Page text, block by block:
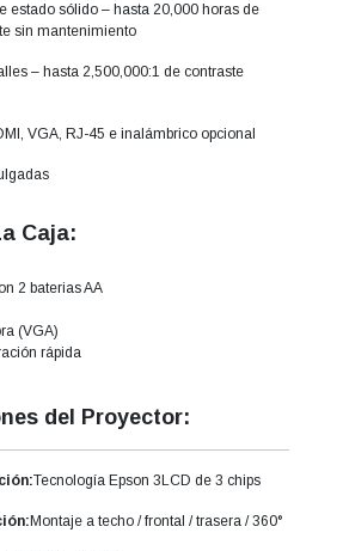
estado sólido – hasta 20,000 horas de
sin mantenimiento
– hasta 2,500,000:1 de contraste
VGA, RJ-45 e inalámbrico opcional
Caja:
2 baterias AA
(VGA)
rápida
del Proyector:
Tecnología Epson 3LCD de 3 chips
Montaje a techo / frontal / trasera / 360°